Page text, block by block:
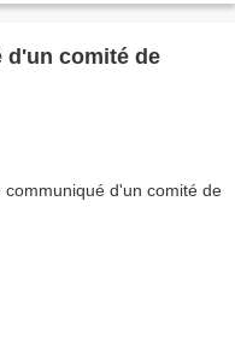
d'un comité de